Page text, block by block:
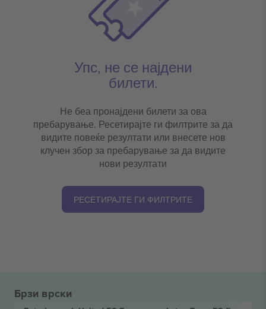
Упс, не се најдени
билети.
Не беа пронајдени билети за ова
пребарување. Ресетирајте ги филтрите за да
видите повеќе резултати или внесете нов
клучен збор за пребарување за да видите
нови резултати
РЕСЕТИРАЈТЕ ГИ ФИЛТРИТЕ
Брзи врски